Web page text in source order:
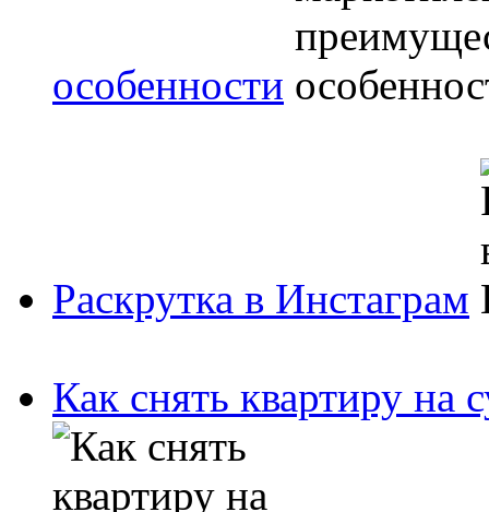
особенности
Раскрутка в Инстаграм
Как снять квартиру на